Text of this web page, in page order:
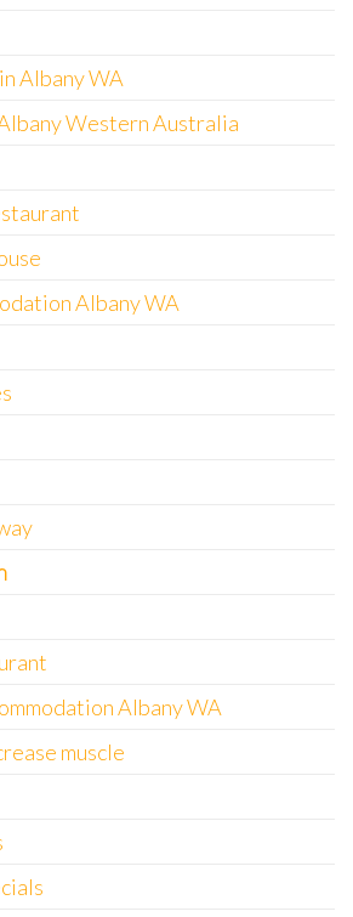
Albany WA
Western Australia
Albany WA
Albany WA
muscle